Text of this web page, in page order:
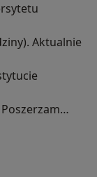
Aktualnie